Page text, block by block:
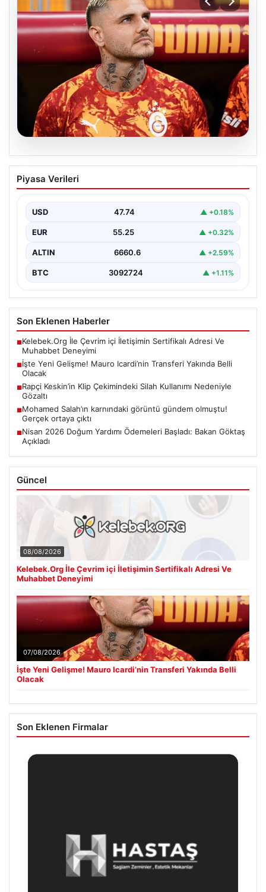
07.08.2026
İşte Yeni Gelişme! Mauro Icardi’nin
Transferi Yakında Belli Olacak
yaşayan Mauro Icardi'nin yakın zamanda yeni adresini…
Piyasa Verileri
USD 47.74 ▲ +0.18%
EUR 55.25 ▲ +0.32%
ALTIN 6660.6 ▲ +2.59%
BTC 3092724 ▲ +1.11%
Son Eklenen Haberler
■Kelebek.Org İle Çevrim içi İletişimin Sertifikalı Adresi Ve
Muhabbet Deneyimi
■İşte Yeni Gelişme! Mauro Icardi’nin Transferi Yakında Belli
Olacak
■Rapçi Keskin’in Klip Çekimindeki Silah Kullanımı Nedeniyle
Gözaltı
■Mohamed Salah’ın karnındaki görüntü gündem olmuştu!
Gerçek ortaya çıktı
■Nisan 2026 Doğum Yardımı Ödemeleri Başladı: Bakan Göktaş
Açıkladı
Güncel
08/08/2026
Kelebek.Org İle Çevrim içi İletişimin Sertifikalı Adresi Ve
Muhabbet Deneyimi
07/08/2026
İşte Yeni Gelişme! Mauro Icardi’nin Transferi Yakında Belli
Olacak
Son Eklenen Firmalar